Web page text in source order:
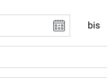
bis